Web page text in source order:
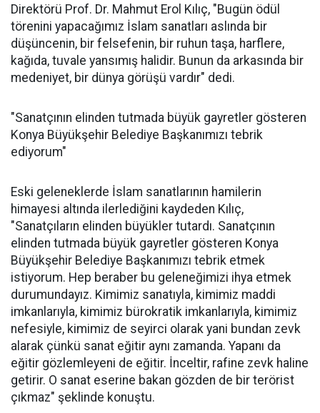
Direktörü Prof. Dr. Mahmut Erol Kılıç, "Bugün ödül
törenini yapacağımız İslam sanatları aslında bir
düşüncenin, bir felsefenin, bir ruhun taşa, harflere,
kağıda, tuvale yansımış halidir. Bunun da arkasında bir
medeniyet, bir dünya görüşü vardır" dedi.
"Sanatçının elinden tutmada büyük gayretler gösteren
Konya Büyükşehir Belediye Başkanımızı tebrik
ediyorum"
Eski geleneklerde İslam sanatlarının hamilerin
himayesi altında ilerlediğini kaydeden Kılıç,
"Sanatçıların elinden büyükler tutardı. Sanatçının
elinden tutmada büyük gayretler gösteren Konya
Büyükşehir Belediye Başkanımızı tebrik etmek
istiyorum. Hep beraber bu geleneğimizi ihya etmek
durumundayız. Kimimiz sanatıyla, kimimiz maddi
imkanlarıyla, kimimiz bürokratik imkanlarıyla, kimimiz
nefesiyle, kimimiz de seyirci olarak yani bundan zevk
alarak çünkü sanat eğitir aynı zamanda. Yapanı da
eğitir gözlemleyeni de eğitir. İnceltir, rafine zevk haline
getirir. O sanat eserine bakan gözden de bir terörist
çıkmaz" şeklinde konuştu.